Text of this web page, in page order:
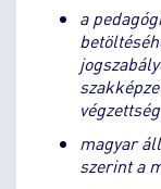
a
magyar
szerint a